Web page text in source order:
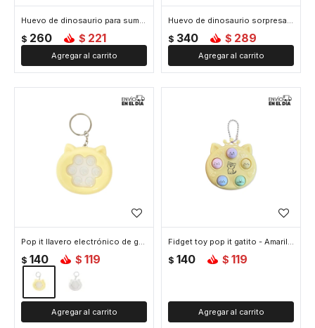
Huevo de dinosaurio para sumergir
$ 260 $ 221
Huevo de dinosaurio sorpresa para sumergir
$ 340 $ 289
Pop it llavero electrónico de gatito - Amarillo
$ 140 $ 119
Fidget toy pop it gatito - Amarillo
$ 140 $ 119